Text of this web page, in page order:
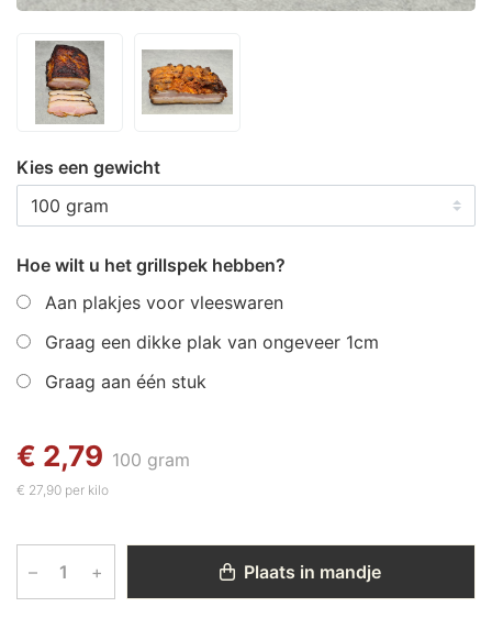
Kies een gewicht
Hoe wilt u het grillspek hebben?
Aan plakjes voor vleeswaren
Graag een dikke plak van ongeveer 1cm
Graag aan één stuk
€ 2,79 100 gram
€ 27,90 per kilo
– + Plaats in mandje